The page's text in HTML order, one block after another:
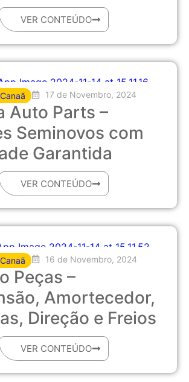
VER CONTEÚDO
17 de Novembro, 2024
Auto Parts –
Seminovos com
Garantida
VER CONTEÚDO
16 de Novembro, 2024
Peças –
Amortecedor,
Direção e Freios
VER CONTEÚDO